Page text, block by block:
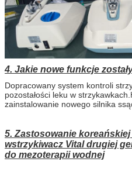
4. Jakie nowe funkcje
Dopracowany system kontroli
pozostałości leku w
zainstalowanie nowego silnika
5. Zastosowanie koreańskiej
wstrzykiwacz Vital drugiej
do mezoterapii wodnej